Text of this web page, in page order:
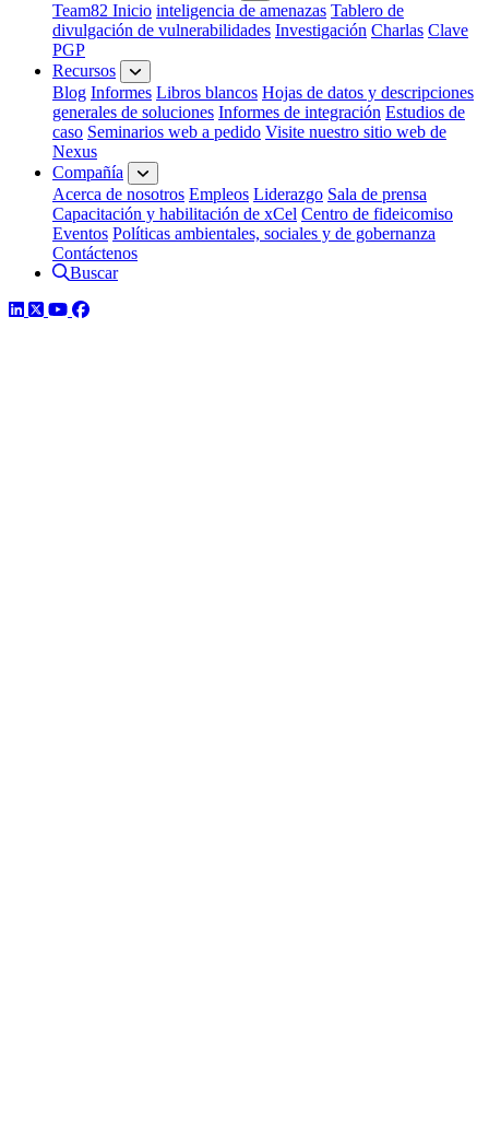
Team82 Inicio inteligencia de amenazas Tablero de
divulgación de vulnerabilidades Investigación Charlas Clave
PGP
Recursos
Blog Informes Libros blancos Hojas de datos y descripciones
generales de soluciones Informes de integración Estudios de
caso Seminarios web a pedido Visite nuestro sitio web de
Nexus
Compañía
Acerca de nosotros Empleos Liderazgo Sala de prensa
Capacitación y habilitación de xCel Centro de fideicomiso
Eventos Políticas ambientales, sociales y de gobernanza
Contáctenos
Buscar
LinkedIn
TwitterYouTube
Facebook